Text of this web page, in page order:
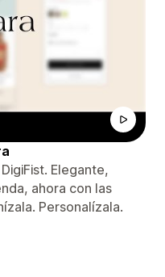
Elegante,
ahora con las
Personalízala.